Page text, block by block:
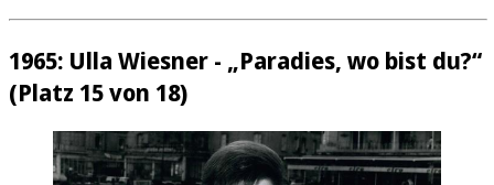
1965: Ulla Wiesner - „Paradies, wo bist du?“
(Platz 15 von 18)